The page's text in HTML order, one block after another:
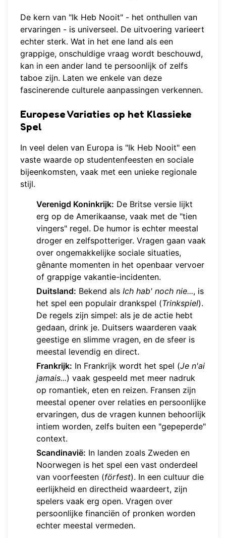
De kern van "Ik Heb Nooit" - het onthullen van
ervaringen - is universeel. De uitvoering varieert
echter sterk. Wat in het ene land als een
grappige, onschuldige vraag wordt beschouwd,
kan in een ander land te persoonlijk of zelfs
taboe zijn. Laten we enkele van deze
fascinerende culturele aanpassingen verkennen.
Europese Variaties op het Klassieke
Spel
In veel delen van Europa is "Ik Heb Nooit" een
vaste waarde op studentenfeesten en sociale
bijeenkomsten, vaak met een unieke regionale
stijl.
Verenigd Koninkrijk: De Britse versie lijkt
erg op de Amerikaanse, vaak met de "tien
vingers" regel. De humor is echter meestal
droger en zelfspotteriger. Vragen gaan vaak
over ongemakkelijke sociale situaties,
gênante momenten in het openbaar vervoer
of grappige vakantie-incidenten.
Duitsland: Bekend als Ich hab' noch nie..., is
het spel een populair drankspel (Trinkspiel).
De regels zijn simpel: als je de actie hebt
gedaan, drink je. Duitsers waarderen vaak
geestige en slimme vragen, en de sfeer is
meestal levendig en direct.
Frankrijk: In Frankrijk wordt het spel (Je n'ai
jamais...) vaak gespeeld met meer nadruk
op romantiek, eten en reizen. Fransen zijn
meestal opener over relaties en persoonlijke
ervaringen, dus de vragen kunnen behoorlijk
intiem worden, zelfs buiten een "gepeperde"
context.
Scandinavië: In landen zoals Zweden en
Noorwegen is het spel een vast onderdeel
van voorfeesten (förfest). In een cultuur die
eerlijkheid en directheid waardeert, zijn
spelers vaak erg open. Vragen over
persoonlijke financiën of pronken worden
echter meestal vermeden.